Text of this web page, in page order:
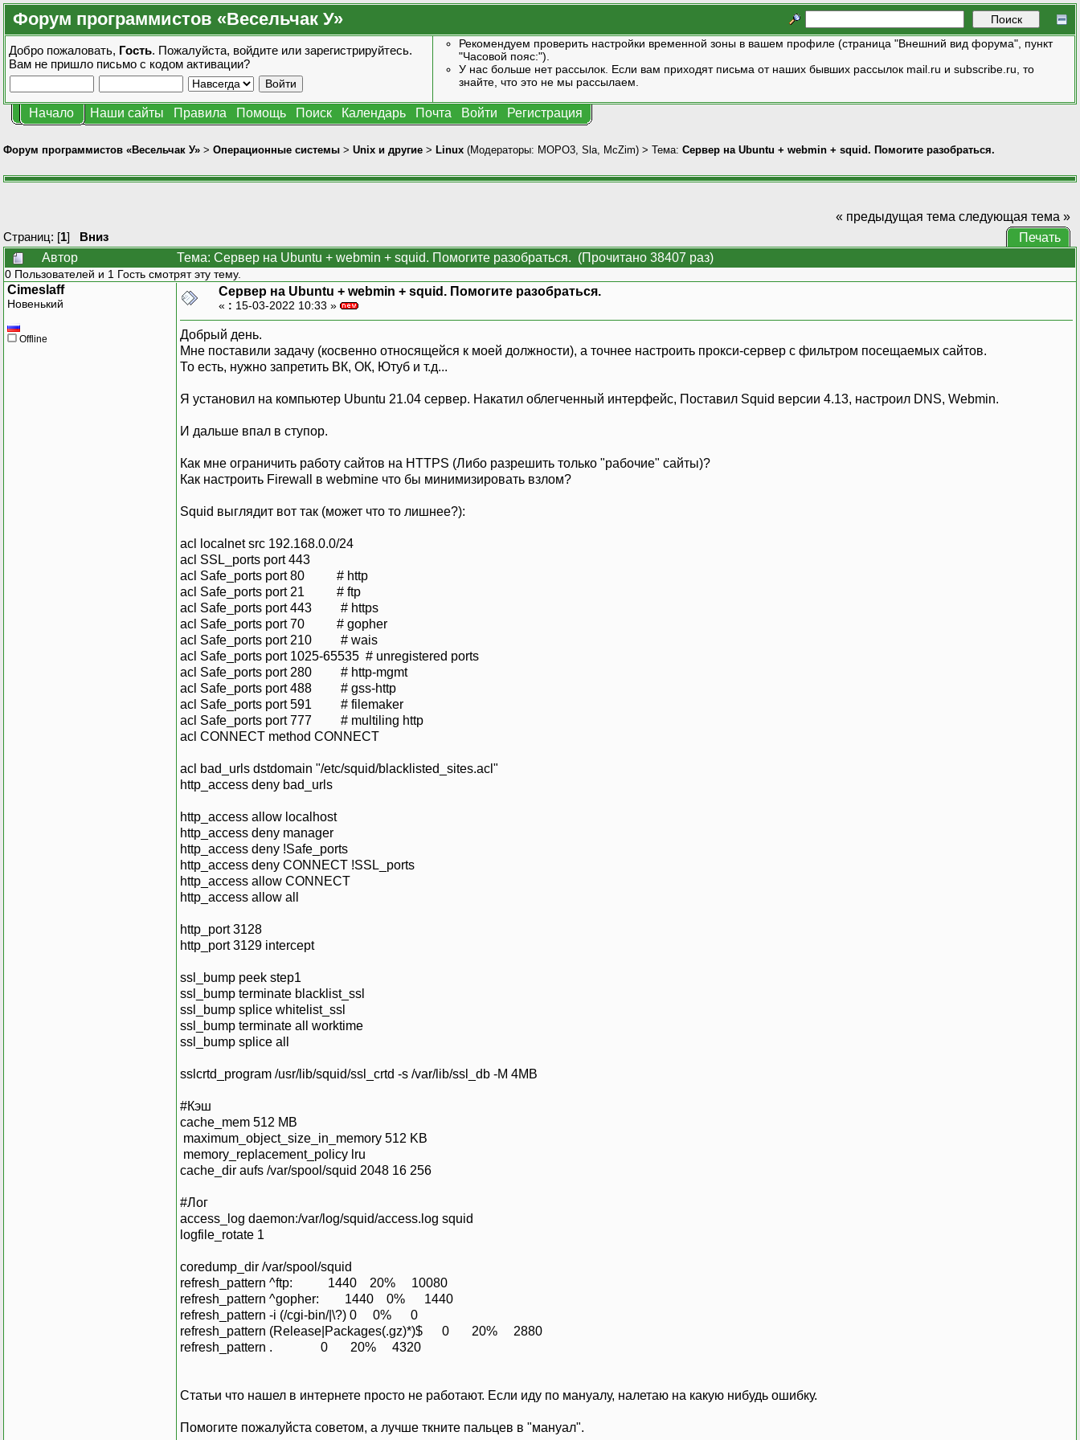
Форум программистов «Весельчак У»
Добро пожаловать, Гость. Пожалуйста, войдите или зарегистрируйтесь.
Вам не пришло письмо с кодом активации?
Рекомендуем проверить настройки временной зоны в вашем профиле (страница "Внешний вид форума", пункт
"Часовой пояс:").
У нас больше нет рассылок. Если вам приходят письма от наших бывших рассылок mail.ru и subscribe.ru, то
знайте, что это не мы рассылаем.
Начало Наши сайты Правила Помощь Поиск Календарь Почта Войти Регистрация
Форум программистов «Весельчак У» > Операционные системы > Unix и другие > Linux (Модераторы: MOPO3 Sla McZim) > Тема: Сервер на Ubuntu + webmin + squid. Помогите разобраться.
Страниц: [1] Вниз
« предыдущая тема следующая тема »
Печать
Автор
Тема: Сервер на Ubuntu + webmin + squid. Помогите разобраться. (Прочитано 38407 раз)
0 Пользователей и 1 Гость смотрят эту тему.
Cimeslaff
Новенький
Offline
Сервер на Ubuntu + webmin + squid. Помогите разобраться.
« : 15-03-2022 10:33 »
Добрый день.
Мне поставили задачу (косвенно относящейся к моей должности), а точнее настроить прокси-сервер с фильтром посещаемых сайтов.
То есть, нужно запретить ВК, ОК, Ютуб и т.д...
Я установил на компьютер Ubuntu 21.04 сервер. Накатил облегченный интерфейс, Поставил Squid версии 4.13, настроил DNS, Webmin.
И дальше впал в ступор.
Как мне ограничить работу сайтов на HTTPS (Либо разрешить только "рабочие" сайты)?
Как настроить Firewall в webmine что бы минимизировать взлом?
Squid выглядит вот так (может что то лишнее?):
acl localnet src 192.168.0.0/24
acl SSL_ports port 443
acl Safe_ports port 80 # http
acl Safe_ports port 21 # ftp
acl Safe_ports port 443 # https
acl Safe_ports port 70 # gopher
acl Safe_ports port 210 # wais
acl Safe_ports port 1025-65535 # unregistered ports
acl Safe_ports port 280 # http-mgmt
acl Safe_ports port 488 # gss-http
acl Safe_ports port 591 # filemaker
acl Safe_ports port 777 # multiling http
acl CONNECT method CONNECT
acl bad_urls dstdomain "/etc/squid/blacklisted_sites.acl"
http_access deny bad_urls
http_access allow localhost
http_access deny manager
http_access deny !Safe_ports
http_access deny CONNECT !SSL_ports
http_access allow CONNECT
http_access allow all
http_port 3128
http_port 3129 intercept
ssl_bump peek step1
ssl_bump terminate blacklist_ssl
ssl_bump splice whitelist_ssl
ssl_bump terminate all worktime
ssl_bump splice all
sslcrtd_program /usr/lib/squid/ssl_crtd -s /var/lib/ssl_db -M 4MB
#Кэш
cache_mem 512 MB
maximum_object_size_in_memory 512 KB
memory_replacement_policy lru
cache_dir aufs /var/spool/squid 2048 16 256
#Лог
access_log daemon:/var/log/squid/access.log squid
logfile_rotate 1
coredump_dir /var/spool/squid
refresh_pattern ^ftp: 1440 20% 10080
refresh_pattern ^gopher: 1440 0% 1440
refresh_pattern -i (/cgi-bin/|\?) 0 0% 0
refresh_pattern (Release|Packages(.gz)*)$ 0 20% 2880
refresh_pattern . 0 20% 4320
Статьи что нашел в интернете просто не работают. Если иду по мануалу, налетаю на какую нибудь ошибку.
Помогите пожалуйста советом, а лучше ткните пальцев в "мануал".